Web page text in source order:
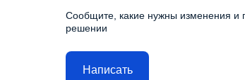
Сообщите, какие нужны изменения и
решении
Написать